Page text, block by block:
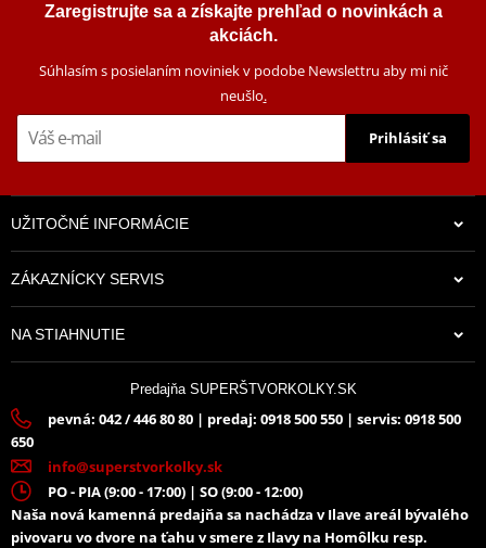
konštrukcia s výstužovacími rebrami. Inovatívne radlice SHARK
majú vyššiu životnosť ako radlice oceľové, sú prevádzkovo tichšie a
šetrnejšie ku sťahované ploche, nehrdzavie a sú tiež šetrnejšie ku
štvorkolke / UTV - aj za nízkych teplôt vykazujú miernu flexi, ktorá
zmenšuje nárazové namáhanie rámu stroja. Radlica sa dodáva v
krabici.
Vlastnosti:
Šírka 52 "/ 132 cm
Zväčšená výška pre vysokú účinnosť sťahovanie
Jednoduchá manipulácia
Mrazuvzdorná nehrdzavejúcej polyetylénová konštrukcia so
spevňovacími rebrami
Zaregistrujte sa a získajte prehľad o novinkách a
akciách.
Súhlasím s posielaním noviniek v podobe Newslettru aby mi nič
neušlo.
Prihlásiť sa
UŽITOČNÉ INFORMÁCIE
ZÁKAZNÍCKY SERVIS
NA STIAHNUTIE
Predajňa SUPERŠTVORKOLKY.SK
pevná: 042 / 446 80 80 | predaj: 0918 500 550 | servis: 0918 500
650
info@superstvorkolky.sk
PO - PIA (9:00 - 17:00) | SO (9:00 - 12:00)
Naša nová kamenná predajňa sa nachádza v Ilave areál bývalého
pivovaru vo dvore na ťahu v smere z Ilavy na Homôlku resp.